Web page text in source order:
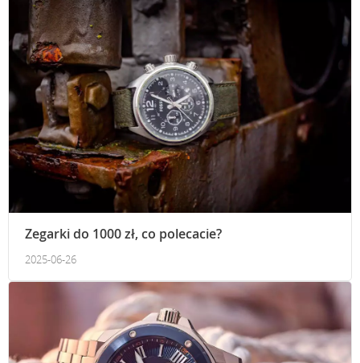
Zegarki do 1000 zł, co polecacie?
2025-06-26